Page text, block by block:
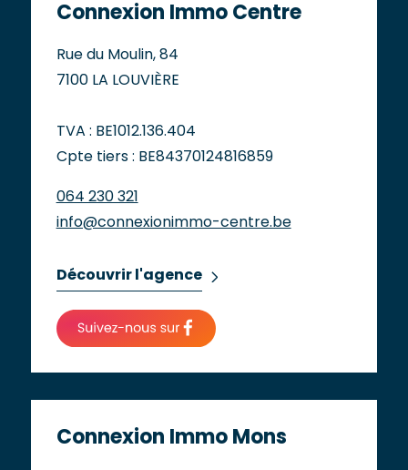
Connexion Immo Centre
Rue du Moulin, 84
7100 LA LOUVIÈRE
TVA : BE1012.136.404
Cpte tiers : BE84370124816859
064 230 321
info@connexionimmo-centre.be
Découvrir l'agence
Connexion Immo Mons